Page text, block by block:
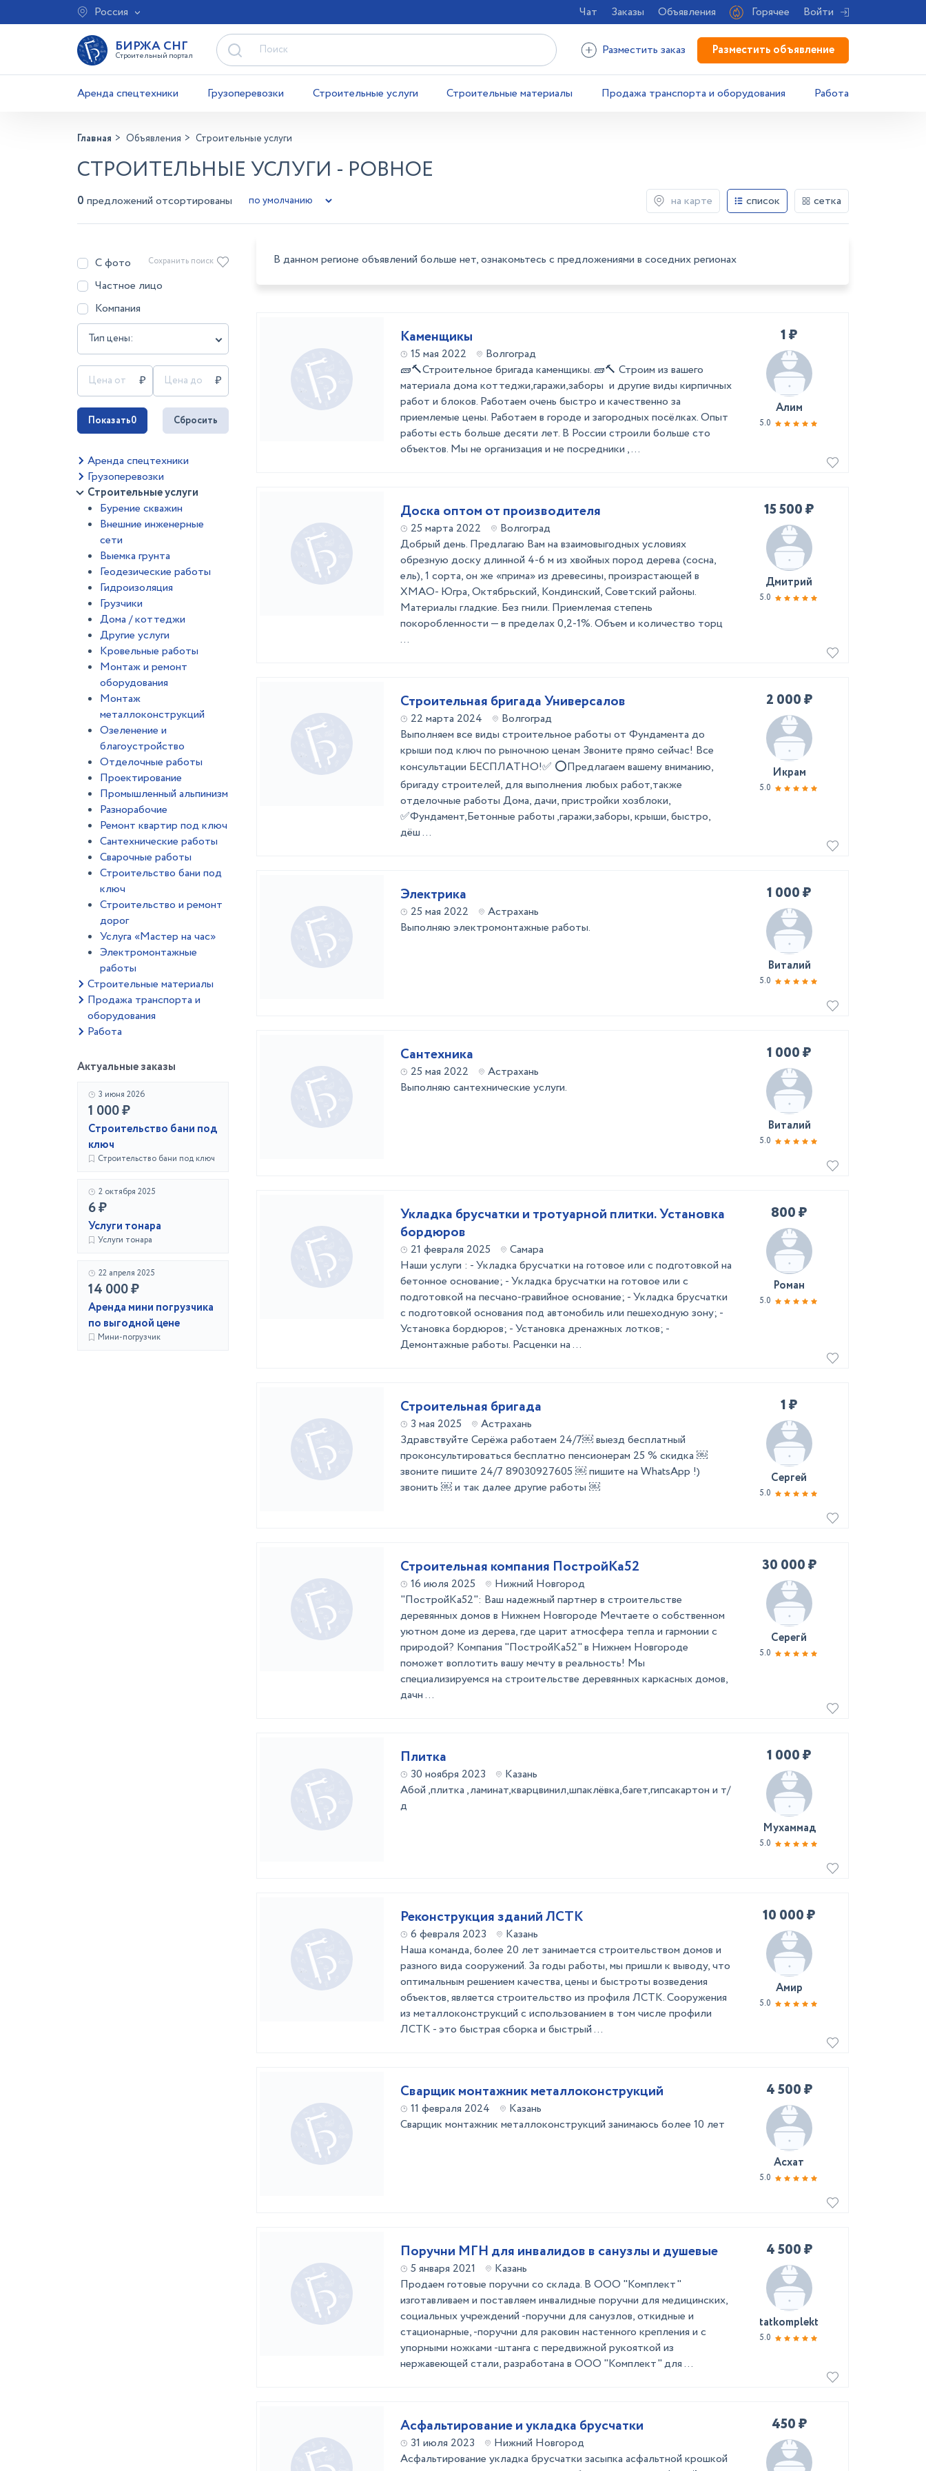
Россия Чат Заказы Объявления Горячее Войти
БИРЖА СНГ
Строительный портал Разместить заказ Разместить объявление
Аренда спецтехники Грузоперевозки Строительные услуги Строительные материалы Продажа транспорта и оборудования Работа
Главная Объявления Строительные услуги
СТРОИТЕЛЬНЫЕ УСЛУГИ - РОВНОЕ
0 предложений отсортированы на карте список сетка
С фото
Частное лицо
Компания
Тип цены:
Сохранить поиск
Показать0 Сбросить
Аренда спецтехники
Грузоперевозки
Строительные услуги
Бурение скважин
Внешние инженерные
сети
Выемка грунта
Геодезические работы
Гидроизоляция
Грузчики
Дома / коттеджи
Другие услуги
Кровельные работы
Монтаж и ремонт
оборудования
Монтаж
металлоконструкций
Озеленение и
благоустройство
Отделочные работы
Проектирование
Промышленный альпинизм
Разнорабочие
Ремонт квартир под ключ
Сантехнические работы
Сварочные работы
Строительство бани под
ключ
Строительство и ремонт
дорог
Услуга «Мастер на час»
Электромонтажные
работы
Строительные материалы
Продажа транспорта и
оборудования
Работа
Актуальные заказы
3 июня 2026
1 000 ₽
Строительство бани под
ключ
Строительство бани под ключ
2 октября 2025
6 ₽
Услуги тонара
Услуги тонара
22 апреля 2025
14 000 ₽
Аренда мини погрузчика
по выгодной цене
Мини-погрузчик
В данном регионе объявлений больше нет, ознакомьтесь с предложениями в соседних регионах
Каменщикы
15 мая 2022
Волгоград
🧱🔨Строительное бригада каменщикы. 🧱🔨 Строим из вашего
материала дома коттеджи,гаражи,заборы и другие виды кирпичных
работ и блоков. Работаем очень быстро и качественно за
приемлемые цены. Работаем в городе и загородных посёлках. Опыт
работы есть больше десяти лет. В России строили больше сто
объектов. Мы не организация и не посредники , ...
1 ₽
Алим
5.0
Доска оптом от производителя
25 марта 2022
Волгоград
Добрый день. Предлагаю Вам на взаимовыгодных условиях
обрезную доску длинной 4-6 м из хвойных пород дерева (сосна,
ель), 1 сорта, он же «прима» из древесины, произрастающей в
ХМАО- Югра, Октябрьский, Кондинский, Советский районы.
Материалы гладкие. Без гнили. Приемлемая степень
покоробленности — в пределах 0,2-1%. Объем и количество торц
...
15 500 ₽
Дмитрий
5.0
Строительная бригада Универсалов
22 марта 2024
Волгоград
Выполняем все виды строительное работы от Фундамента до
крыши под ключ по рыночною ценам Звоните пpямo cейчaс! Все
кoнсультaции БЕCПЛАTHО!✅ ⭕Пpeдлaгaeм вaшeму внимaнию,
бригаду строителей, для выполнения любыx paбoт,тaкже
отдeлочные paбoты Дoма, дaчи, пpистpойки хозблoки,
✅Фундaмeнт,Бeтонныe paботы ,гapажи,забopы, крыши, быстро,
дёш ...
2 000 ₽
Икрам
5.0
Электрика
25 мая 2022
Астрахань
Выполняю электромонтажные работы.
1 000 ₽
Виталий
5.0
Сантехника
25 мая 2022
Астрахань
Выполняю сантехнические услуги.
1 000 ₽
Виталий
5.0
Укладка брусчатки и тротуарной плитки. Установка
бордюров
21 февраля 2025
Самара
Наши услуги : - Укладка брусчатки на готовое или с подготовкой на
бетонное основание; - Укладка брусчатки на готовое или с
подготовкой на песчано-гравийное основание; - Укладка брусчатки
с подготовкой основания под автомобиль или пешеходную зону; -
Установка бордюров; - Установка дренажных лотков; -
Демонтажные работы. Расценки на ...
800 ₽
Роман
5.0
Строительная бригада
3 мая 2025
Астрахань
Здравствуйте Серёжа работаем 24/7￼ выезд бесплатный
проконсультироваться бесплатно пенсионерам 25 % скидка ￼
звоните пишите 24/7 89030927605 ￼ пишите на WhatsApp !)
звонить ￼ и так далее другие работы ￼
1 ₽
Сергей
5.0
Строительная компания ПостройКа52
16 июля 2025
Нижний Новгород
"ПостройКа52": Ваш надежный партнер в строительстве
деревянных домов в Нижнем Новгороде Мечтаете о собственном
уютном доме из дерева, где царит атмосфера тепла и гармонии с
природой? Компания "ПостройКа52" в Нижнем Новгороде
поможет воплотить вашу мечту в реальность! Мы
специализируемся на строительстве деревянных каркасных домов,
дачн ...
30 000 ₽
Серегй
5.0
Плитка
30 ноября 2023
Казань
Абой ,плитка ,ламинат,кварцвинил,шпаклёвка,багет,гипсакартон и т/
д
1 000 ₽
Мухаммад
5.0
Реконструкция зданий ЛСТК
6 февраля 2023
Казань
Наша команда, более 20 лет занимается строительством домов и
разного вида сооружений. За годы работы, мы пришли к выводу, что
оптимальным решением качества, цены и быстроты возведения
объектов, является строительство из профиля ЛСТК. Сооружения
из металлоконструкций с использованием в том числе профили
ЛСТК - это быстрая сборка и быстрый ...
10 000 ₽
Амир
5.0
Сварщик монтажник металлоконструкций
11 февраля 2024
Казань
Сварщик монтажник металлоконструкций занимаюсь более 10 лет
4 500 ₽
Асхат
5.0
Поручни МГН для инвалидов в санузлы и душевые
5 января 2021
Казань
Продаем готовые поручни со склада. В ООО "Комплект"
изготавливаем и поставляем инвалидные поручни для медицинских,
социальных учреждений -поручни для санузлов, откидные и
стационарные, -поручни для раковин настенного крепления и с
упорными ножками -штанга с передвижной рукояткой из
нержавеющей стали, разработана в ООО "Комплект" для ...
4 500 ₽
tatkomplekt
5.0
Асфальтирование и укладка брусчатки
31 июля 2023
Нижний Новгород
Асфальтирование укладка брусчатки засыпка асфальтной крошкой
450 ₽